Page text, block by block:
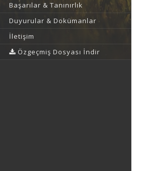
Başarılar & Tanınırlık
Duyurular & Dokümanlar
İletişim
Özgeçmiş Dosyası İndir